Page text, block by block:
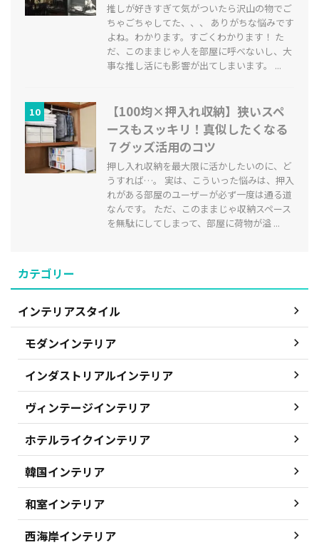
推しが好きすぎて気がついたら沢山の物でご
ちゃごちゃしてた、、、 ありがちな悩みです
よね。わかります。すごくわかります！ た
だ、このままじゃ人を部屋に呼べないし、大
事な推し活にも影響が出てしまいます。 ...
10
【100均×押入れ収納】狭いスペ
ースもスッキリ！真似したくなる
７グッズ活用のコツ
押し入れ収納を最大限に活かしたいのに、ど
うすれば…。 実は、こういった悩みは、押入
れがある部屋のユーザーが必ず一度は通る道
なんです。 ただ、このままじゃ収納スペース
を無駄にしてしまって、部屋に荷物が溢 ...
カテゴリー
インテリアスタイル
モダンインテリア
インダストリアルインテリア
ヴィンテージインテリア
ホテルライクインテリア
韓国インテリア
和室インテリア
西海岸インテリア